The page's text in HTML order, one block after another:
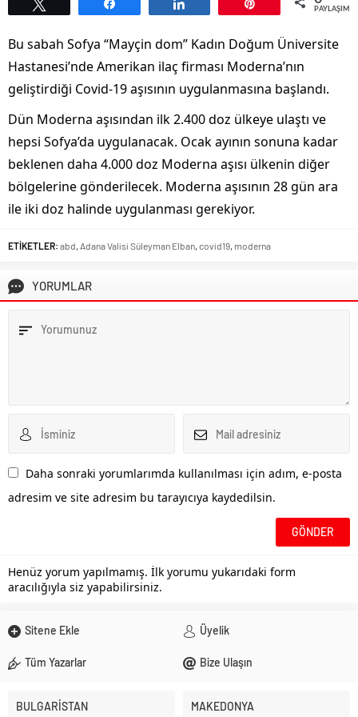
Bu sabah Sofya “Mayçin dom” Kadın Doğum Üniversite
Hastanesi’nde Amerikan ilaç firması Moderna’nın
geliştirdiği Covid-19 aşısının uygulanmasına başlandı.
Dün Moderna aşısından ilk 2.400 doz ülkeye ulaştı ve
hepsi Sofya’da uygulanacak. Ocak ayının sonuna kadar
beklenen daha 4.000 doz Moderna aşısı ülkenin diğer
bölgelerine gönderilecek. Moderna aşısının 28 gün ara
ile iki doz halinde uygulanması gerekiyor.
ETİKETLER: abd, Adana Valisi Süleyman Elban, covid19, moderna
YORUMLAR
Daha sonraki yorumlarımda kullanılması için adım, e-posta
adresim ve site adresim bu tarayıcıya kaydedilsin.
Henüz yorum yapılmamış. İlk yorumu yukarıdaki form
aracılığıyla siz yapabilirsiniz.
Sitene Ekle Üyelik
Tüm Yazarlar Bize Ulaşın
BULGARİSTAN MAKEDONYA